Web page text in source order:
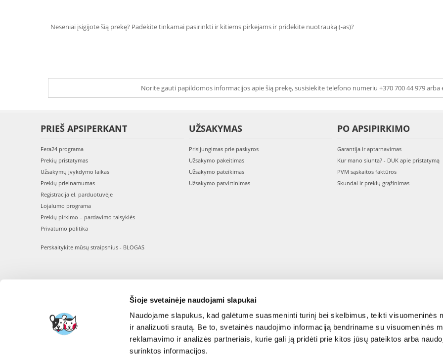
Šioje svetainėje naudojami slapukai
Naudojame slapukus, kad galėtume suasmeninti turinį bei skelbimus, teikti visuomeninės
ir analizuoti srautą. Be to, svetainės naudojimo informaciją bendriname su visuomeninės
reklamavimo ir analizės partneriais, kurie gali ją pridėti prie kitos jūsų pateiktos arba
surinktos informacijos.
Neseniai įsigijote šią prekę? Padėkite tinkamai pasirinkti ir kitiems pirkėjams ir pridėkite nuotrauką (-as)?
Norite gauti papildomos informacijos apie šią prekę, susisiekite telefono numeriu +370 700 44 979 arba
PRIEŠ APSIPERKANT
Fera24 programa
Prekių pristatymas
Užsakymų įvykdymo laikas
Prekių prieinamumas
Registracija el. parduotuvėje
Lojalumo programa
Prekių pirkimo – pardavimo taisyklės
Privatumo politika
Perskaitykite mūsų straipsnius - BLOGAS
UŽSAKYMAS
Prisijungimas prie paskyros
Užsakymo pakeitimas
Užsakymo pateikimas
Užsakymo patvirtinimas
PO APSIPIRKIMO
Garantija ir aptarnavimas
Kur mano siunta? - DUK apie pristatymą
PVM sąskaitos faktūros
Skundai ir prekių grąžinimas